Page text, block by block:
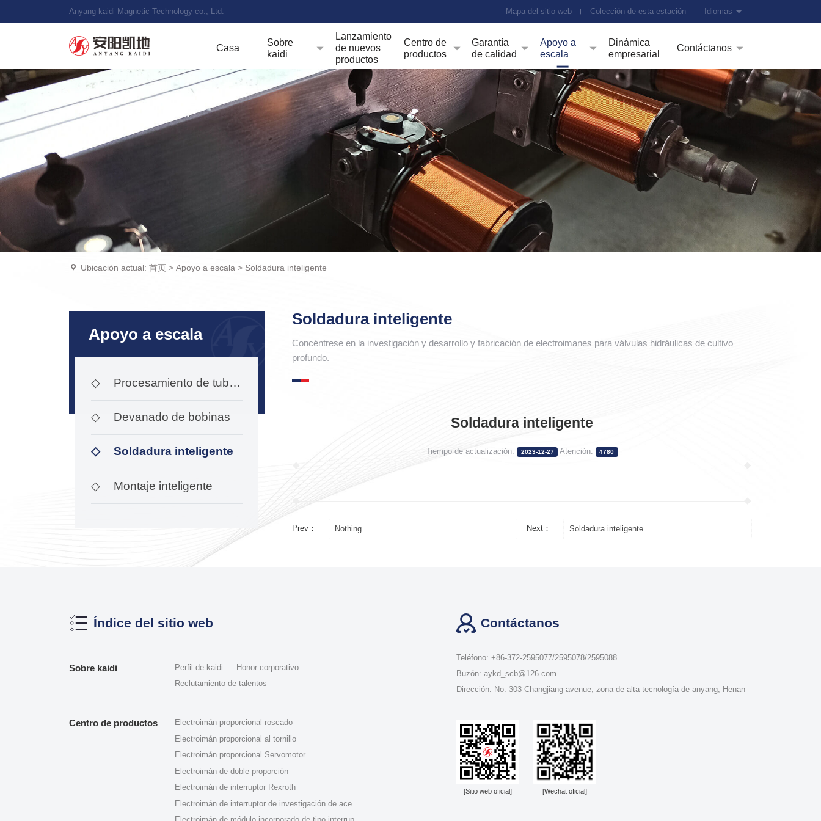
Anyang kaidi Magnetic Technology co., Ltd. Mapa del sitio web Colección de esta estación Idiomas
Casa
Sobre
kaidi
Lanzamiento
de nuevos
productos
Centro de
productos
Garantía
de calidad
Apoyo a
escala
Dinámica
empresarial
Contáctanos
Ubicación actual: 首页 > Apoyo a escala > Soldadura inteligente
Apoyo a escala
◇ Procesamiento de tubos
magnéticos
◇ Devanado de bobinas
◇ Soldadura inteligente
◇ Montaje inteligente
Soldadura inteligente
Concéntrese en la investigación y desarrollo y fabricación de electroimanes para válvulas hidráulicas de cultivo
profundo.
Soldadura inteligente
Tiempo de actualización: 2023-12-27 Atención: 4780
Prev： Nothing Next： Soldadura inteligente
Índice del sitio web
Sobre kaidi Perfil de kaidi
Honor corporativo
Reclutamiento de talentos
Centro de productos
Electroimán proporcional roscado
Electroimán proporcional al tornillo
Electroimán proporcional Servomotor
Electroimán de doble proporción
Electroimán de interruptor Rexroth
Electroimán de interruptor de investigación de ace
Contáctanos
Teléfono: +86-372-2595077/2595078/2595088
Buzón: aykd_scb@126.com
Dirección: No. 303 Changjiang avenue, zona de alta tecnología de anyang, Henan
[Sitio web oficial] [Wechat oficial]